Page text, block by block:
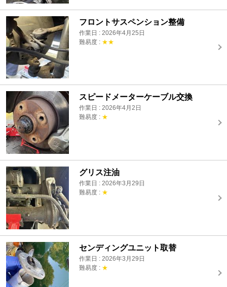
フロントサスペンション整備
作業日 : 2026年4月25日
難易度 : ★★
スピードメーターケーブル交換
作業日 : 2026年4月2日
難易度 : ★
グリス注油
作業日 : 2026年3月29日
難易度 : ★
センディングユニット取替
作業日 : 2026年3月29日
難易度 : ★